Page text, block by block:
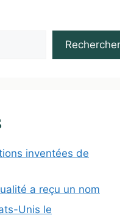
Rechercher
inventées de
a reçu un nom
Unis le